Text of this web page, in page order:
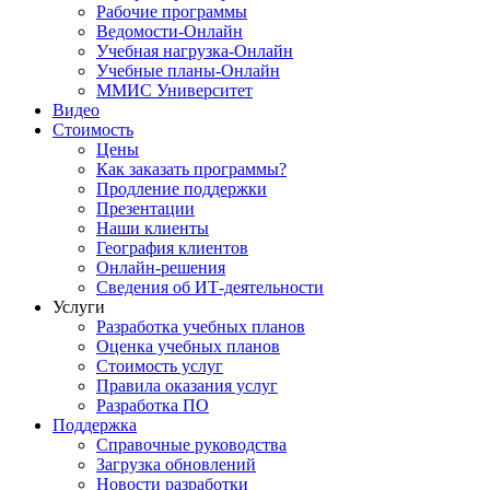
Рабочие программы
Ведомости-Онлайн
Учебная нагрузка-Онлайн
Учебные планы-Онлайн
ММИС Университет
Видео
Стоимость
Цены
Как заказать программы?
Продление поддержки
Презентации
Наши клиенты
География клиентов
Онлайн-решения
Сведения об ИТ-деятельности
Услуги
Разработка учебных планов
Оценка учебных планов
Стоимость услуг
Правила оказания услуг
Разработка ПО
Поддержка
Справочные руководства
Загрузка обновлений
Новости разработки